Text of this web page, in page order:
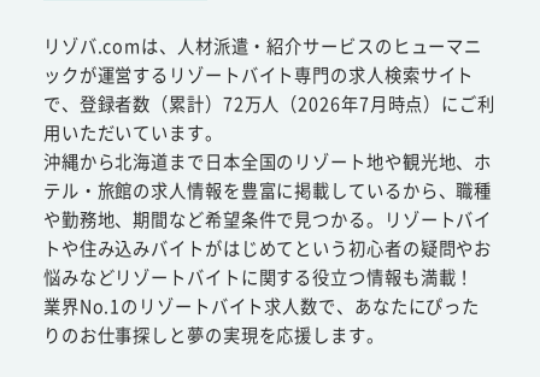
リゾバ.comは、人材派遣・紹介サービスのヒューマニ
ックが運営するリゾートバイト専門の求人検索サイト
で、登録者数（累計）72万人（2026年7月時点）にご利
用いただいています。
沖縄から北海道まで日本全国のリゾート地や観光地、ホ
テル・旅館の求人情報を豊富に掲載しているから、職種
や勤務地、期間など希望条件で見つかる。リゾートバイ
トや住み込みバイトがはじめてという初心者の疑問やお
悩みなどリゾートバイトに関する役立つ情報も満載！
業界No.1のリゾートバイト求人数で、あなたにぴった
りのお仕事探しと夢の実現を応援します。